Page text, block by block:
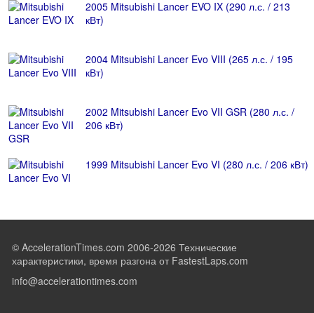
2005 Mitsubishi Lancer EVO IX (290 л.с. / 213
кВт)
2004 Mitsubishi Lancer Evo VIII (265 л.с. / 195
кВт)
2002 Mitsubishi Lancer Evo VII GSR (280 л.с. /
206 кВт)
1999 Mitsubishi Lancer Evo VI (280 л.с. / 206 кВт)
© AccelerationTimes.com 2006-2026 Технические
характеристики, время разгона от FastestLaps.com
info@accelerationtimes.com